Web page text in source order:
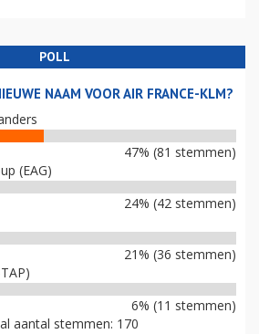
POLL
NAAM VOOR AIR FRANCE-KLM?
47% (81 stemmen)
(EAG)
24% (42 stemmen)
21% (36 stemmen)
6% (11 stemmen)
aantal stemmen: 170